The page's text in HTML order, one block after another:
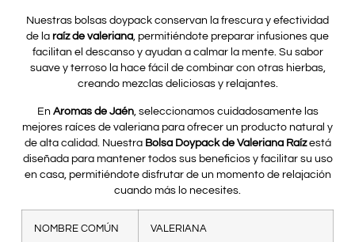
Nuestras bolsas doypack conservan la frescura y efectividad
de la raíz de valeriana, permitiéndote preparar infusiones que
facilitan el descanso y ayudan a calmar la mente. Su sabor
suave y terroso la hace fácil de combinar con otras hierbas,
creando mezclas deliciosas y relajantes.
En Aromas de Jaén, seleccionamos cuidadosamente las
mejores raíces de valeriana para ofrecer un producto natural y
de alta calidad. Nuestra Bolsa Doypack de Valeriana Raízestá
diseñada para mantener todos sus beneficios y facilitar su uso
en casa, permitiéndote disfrutar de un momento de relajación
cuando más lo necesites.
NOMBRE COMÚN VALERIANA